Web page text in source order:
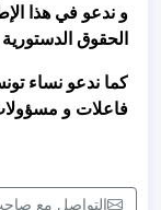
الحقوق
كما ندعو نساء
فاعلات و
التواصل مع